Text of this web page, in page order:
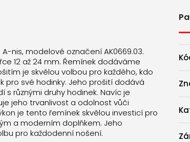
nis, modelové označení AK0669.03.
12 až 24 mm. Řemínek dodáváme
je skvělou volbou pro každého, kdo
pro své hodinky. Jeho prošití dodává
s různými druhy hodinek. Navíc je
jeho trvanlivost a odolnost vůči
je tento řemínek skvělou investicí pro
a moderním doplňkem. Jeho
pro každodenní nošení.